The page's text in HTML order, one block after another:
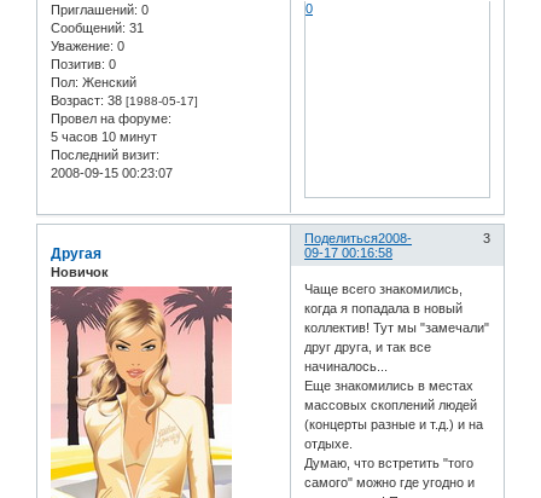
Приглашений: 0
Сообщений: 31
Уважение: 0
Позитив: 0
Пол: Женский
Возраст: 38 [1988-05-17]
Провел на форуме:
5 часов 10 минут
Последний визит:
2008-09-15 00:23:07
0
Поделиться 3
2008-
09-17 00:16:58
Другая
Новичок
Чаще всего знакомились,
когда я попадала в новый
коллектив! Тут мы "замечали"
друг друга, и так все
начиналось...
Еще знакомились в местах
массовых скоплений людей
(концерты разные и т.д.) и на
отдыхе.
Думаю, что встретить "того
самого" можно где угодно и